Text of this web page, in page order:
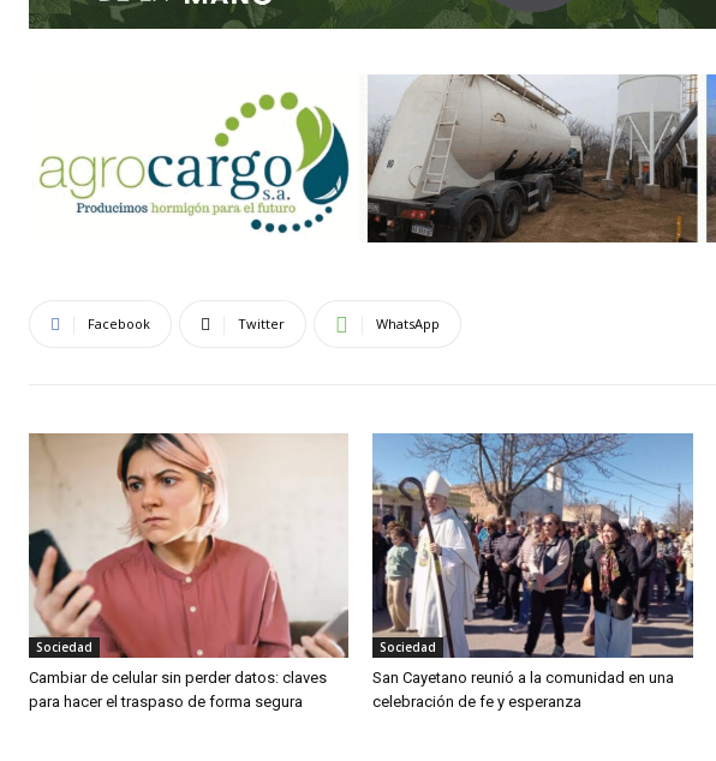
Facebook Twitter WhatsApp
Sociedad
Cambiar de celular sin perder datos: claves
para hacer el traspaso de forma segura
Sociedad
San Cayetano reunió a la comunidad en una
celebración de fe y esperanza